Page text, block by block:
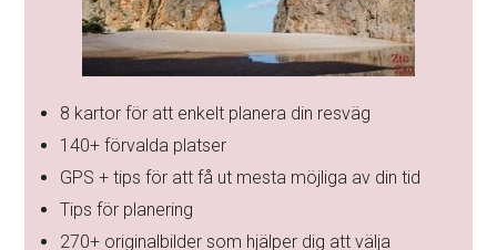
8 kartor för att enkelt planera din resväg
140+ förvalda platser
GPS + tips för att få ut mesta möjliga av din tid
Tips för planering
270+ originalbilder som hjälper dig att välja